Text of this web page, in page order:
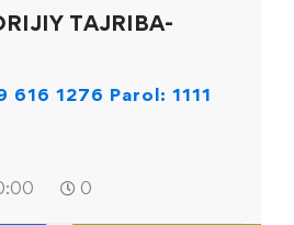
TAJRIBA-
616 1276 Parol: 1111
0